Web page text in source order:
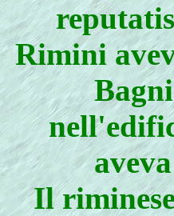
Rimini
Il